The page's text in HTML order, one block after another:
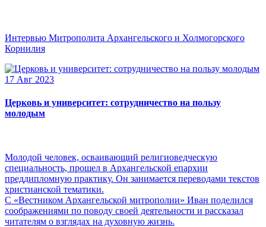
Интервью Митрополита Архангельского и Холмогорского
Корнилия
17 Авг 2023
Церковь и университет: сотрудничество на пользу
молодым
Молодой человек, осваивающий религиоведческую
специальность, прошел в Архангельской епархии
преддипломную практику. Он занимается переводами текстов
христианской тематики.
С «Вестником Архангельской митрополии» Иван поделился
соображениями по поводу своей деятельности и рассказал
читателям о взглядах на духовную жизнь.